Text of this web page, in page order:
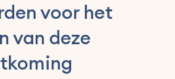
voor het
van deze